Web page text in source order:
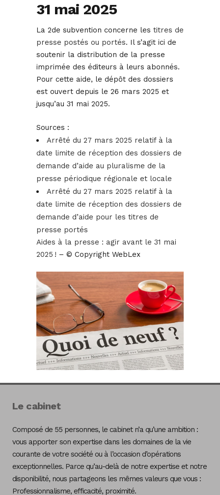
31 mai 2025
La 2de subvention concerne les titres de
presse postés ou portés. Il s’agit ici de
soutenir la distribution de la presse
imprimée des éditeurs à leurs abonnés.
Pour cette aide, le dépôt des dossiers
est ouvert depuis le 26 mars 2025 et
jusqu’au 31 mai 2025.
Sources :
Arrêté du 27 mars 2025 relatif à la
date limite de réception des dossiers de
demande d’aide au pluralisme de la
presse périodique régionale et locale
Arrêté du 27 mars 2025 relatif à la
date limite de réception des dossiers de
demande d’aide pour les titres de
presse portés
Aides à la presse : agir avant le 31 mai
2025 ! – © Copyright WebLex
Le cabinet
Composé de 55 personnes, le cabinet n’a qu’une ambition :
vous apporter son expertise dans les domaines de la vie
courante de votre société ou à l’occasion d’opérations
exceptionnelles. Parce qu’au-delà de notre expertise et notre
disponibilité, nous partageons les mêmes valeurs que vous :
Professionnalisme, efficacité, proximité.